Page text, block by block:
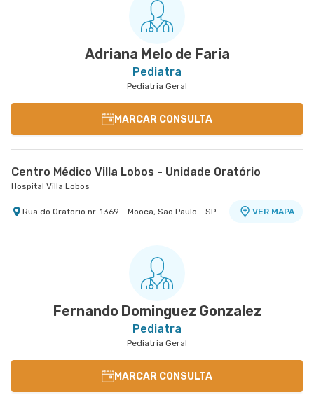
Adriana Melo de Faria
Pediatra
Pediatria Geral
MARCAR CONSULTA
Centro Médico Villa Lobos - Unidade Oratório
Hospital Villa Lobos
Rua do Oratorio nr. 1369 - Mooca, Sao Paulo - SP VER MAPA
Fernando Dominguez Gonzalez
Pediatra
Pediatria Geral
MARCAR CONSULTA